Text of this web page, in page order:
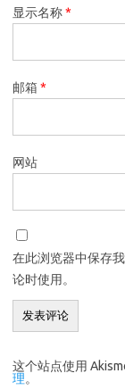
显示名称*
邮箱*
网站
在此浏览器中保存
论时使用。
这个站点使用
理。